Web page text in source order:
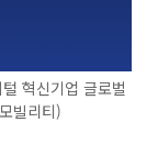
혁신기업 글로벌
빌리티)